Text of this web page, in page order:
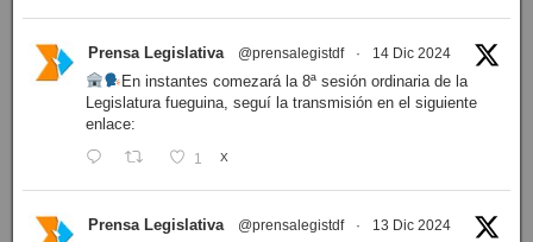
Prensa Legislativa @prensalegistdf · 14 Dic 2024
En instantes comezará la 8ª sesión ordinaria de la
Legislatura fueguina, seguí la transmisión en el siguiente
enlace:
1 X
Prensa Legislativa @prensalegistdf · 13 Dic 2024